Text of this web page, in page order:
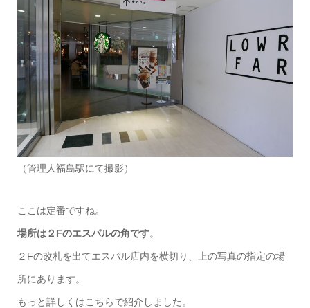
（管理人福島駅にて撮影）
ここは定番ですね。
場所は２Fのエスパルの角です。
２Fの改札を出てエスパル店内を横切り、上の写真の指定の場
所にあります。
もっと詳しくはこちらで紹介しました。